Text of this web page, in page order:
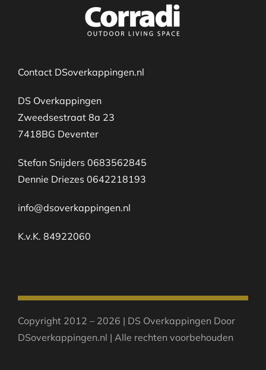
Contact DSoverkappingen.nl
DS Overkappingen
Zweedsestraat 8a 23
7418BG Deventer
Stefan Snijders 0683562845
Dennie Driezes 0642218193
info@dsoverkappingen.nl
K.v.K. 84922060
Copyright 2012 – 2026 | DS Overkappingen Door
DSoverkappingen.nl | Alle rechten voorbehouden